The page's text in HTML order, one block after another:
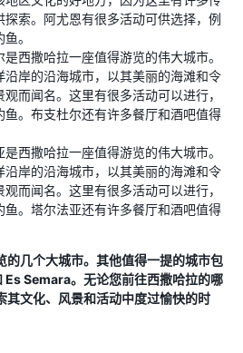
探索。阿尤恩有很多活动可供选择，例
。
西撒哈拉一座值得游览的伟大城市。
沿岸的沿海城市，以其美丽的海滩和令
而闻名。这里有很多活动可以进行，
鱼。布支杜尔还有许多餐厅和酒吧值得
西撒哈拉一座值得游览的伟大城市。
沿岸的沿海城市，以其美丽的海滩和令
而闻名。这里有很多活动可以进行，
鱼。塔尔法亚还有许多餐厅和酒吧值得
的几个大城市。其他值得一提的城市包
Semara。无论您前往西撒哈拉的哪
其文化、风景和活动中度过愉快的时